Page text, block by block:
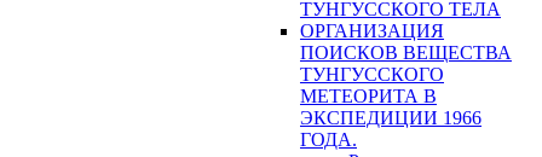
ТУНГУССКОГО ТЕЛА
ОРГАНИЗАЦИЯ
ПОИСКОВ ВЕЩЕСТВА
ТУНГУССКОГО
МЕТЕОРИТА В
ЭКСПЕДИЦИИ 1966
ГОДА.